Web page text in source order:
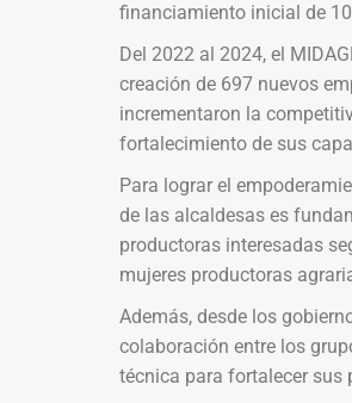
financiamiento inicial de
Del 2022 al 2024, el
creación de 697 nuevos
incrementaron la
fortalecimiento de sus
Para lograr el
de las alcaldesas es
productoras interesadas
mujeres productoras
Además, desde los
colaboración entre los
técnica para fortalecer sus